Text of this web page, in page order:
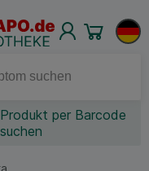
Produkt per Barcode
suchen